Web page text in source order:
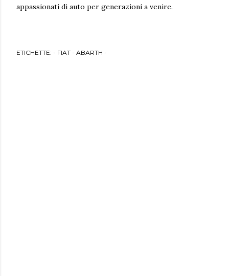
appassionati di auto per generazioni a venire.
ETICHETTE: - FIAT - ABARTH -